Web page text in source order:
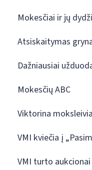
Mokesčiai ir jų
Atsiskaitymas
Dažniausiai
Mokesčių ABC
Viktorina
VMI kviečia į
VMI turto aukcionai